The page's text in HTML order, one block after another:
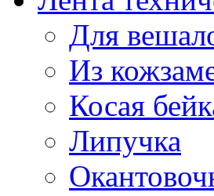
Для
Из
Косая
Липучка